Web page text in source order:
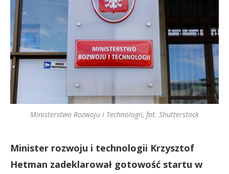
Ministerstwo Rozwoju i Technologii, fot. Shutterstock
Minister rozwoju i technologii Krzysztof
Hetman zadeklarował gotowość startu w